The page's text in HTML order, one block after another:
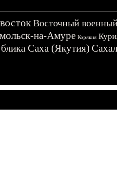
Восточный
на-Амуре Корякия
Саха (Якутия)